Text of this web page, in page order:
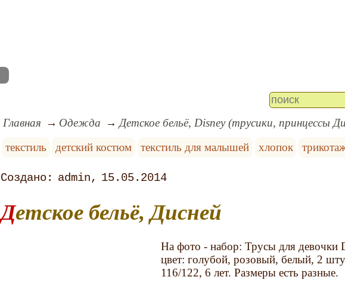
Главная Одежда
Детское бельё, Disney (трусики, принцессы
текстиль
детский костюм текстиль для малышей хлопок
admin 15.05.2014
Детское бельё, Дисней
На фото - набор: Трусы для девочки
цвет: голубой, розовый, белый, 2
116/122, 6 лет. Размеры есть разные.